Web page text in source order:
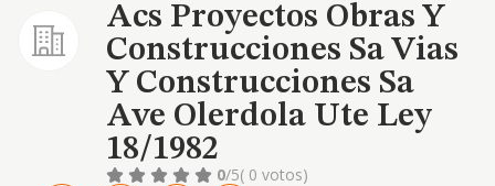
Acs Proyectos Obras Y
Construcciones Sa Vias
Y Construcciones Sa
Ave Olerdola Ute Ley
18/1982
0/5( 0 votos)